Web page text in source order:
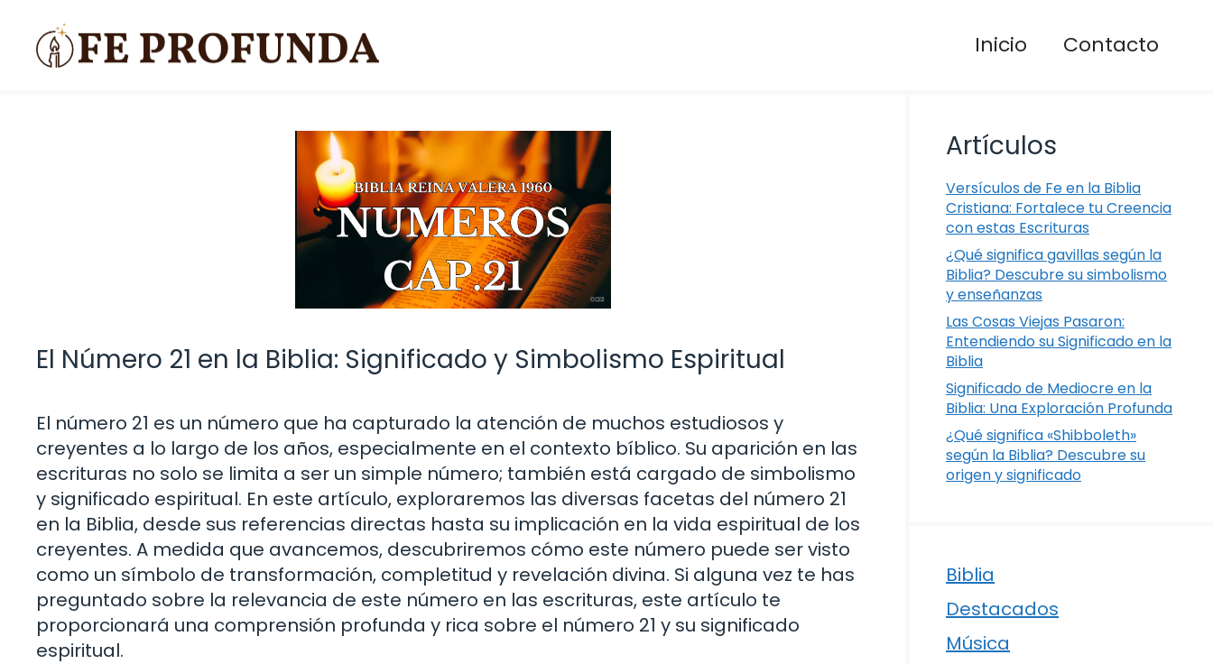
contenido
Inicio Contacto
El Número 21 en la Biblia: Significado y Simbolismo Espiritual
El número 21 es un número que ha capturado la atención de muchos estudiosos y
creyentes a lo largo de los años, especialmente en el contexto bíblico. Su aparición en las
escrituras no solo se limita a ser un simple número; también está cargado de simbolismo
y significado espiritual. En este artículo, exploraremos las diversas facetas del número 21
en la Biblia, desde sus referencias directas hasta su implicación en la vida espiritual de los
creyentes. A medida que avancemos, descubriremos cómo este número puede ser visto
como un símbolo de transformación, completitud y revelación divina. Si alguna vez te has
preguntado sobre la relevancia de este número en las escrituras, este artículo te
proporcionará una comprensión profunda y rica sobre el número 21 y su significado
espiritual.
Artículos
Versículos de Fe en la Biblia
Cristiana: Fortalece tu Creencia
con estas Escrituras
¿Qué significa gavillas según la
Biblia? Descubre su simbolismo
y enseñanzas
Las Cosas Viejas Pasaron:
Entendiendo su Significado en la
Biblia
Significado de Mediocre en la
Biblia: Una Exploración Profunda
¿Qué significa «Shibboleth»
según la Biblia? Descubre su
origen y significado
Biblia
Destacados
Música